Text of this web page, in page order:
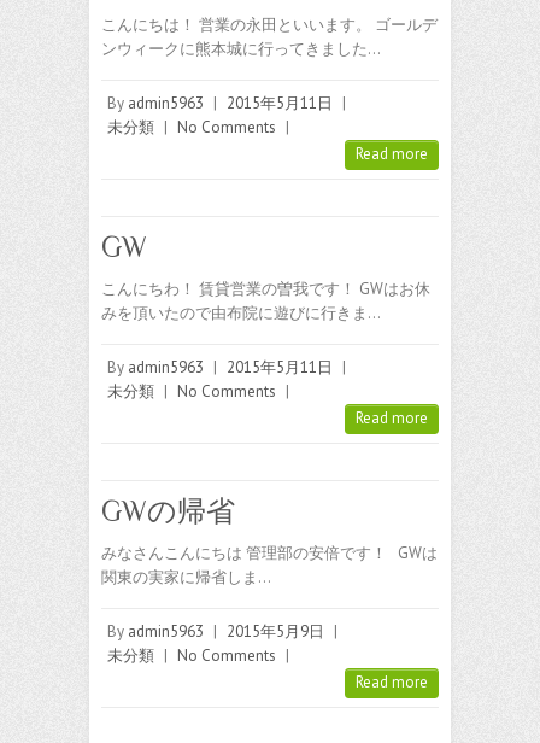
こんにちは！ 営業の永田といいます。 ゴールデ
ンウィークに熊本城に行ってきました…
By admin5963 | 2015年5月11日
|
未分類 | No Comments |
Read more
GW
こんにちわ！ 賃貸営業の曽我です！ GWはお休
みを頂いたので由布院に遊びに行きま…
By admin5963 | 2015年5月11日
|
未分類 | No Comments |
Read more
GWの帰省
みなさんこんにちは 管理部の安倍です！ GWは
関東の実家に帰省しま…
By admin5963 | 2015年5月9日
|
未分類 | No Comments |
Read more